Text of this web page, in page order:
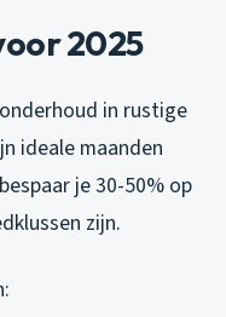
2025
in rustige
ideale maanden
je 30-50% op
zijn.